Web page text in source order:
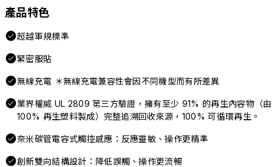
產品特色
超越軍規標準
緊密服貼
無線充電 ＊無線充電兼容性會因不同機型而有所差異
業界權威 UL 2809 第三方驗證，擁有至少 91% 的再生內容物（由
100% 再生塑料製成）完整追溯回收來源，100% 可循環再生。
奈米碳管電容式觸控感應：反應靈敏、操作更精準
創新雙向結構設計：降低誤觸、操作更流暢